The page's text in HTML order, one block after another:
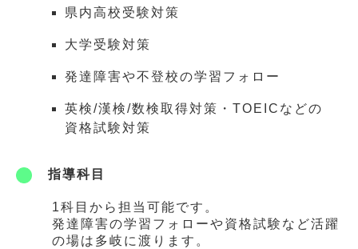
県内高校受験対策
大学受験対策
発達障害や不登校の学習フォロー
英検/漢検/数検取得対策・TOEICなどの
資格試験対策
指導科目
1科目から担当可能です。
発達障害の学習フォローや資格試験など活躍
の場は多岐に渡ります。